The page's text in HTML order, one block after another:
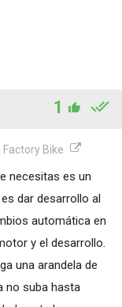
1
Factory Bike
necesitas es un
dar desarrollo al
automática en
y el desarrollo.
una arandela de
no suba hasta